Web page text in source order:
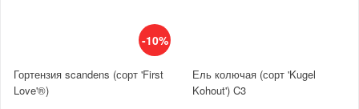
-10%
Гортензия scandens (сорт 'First
Love'®)
Ель колючая (сорт 'Kugel
Kohout') C3